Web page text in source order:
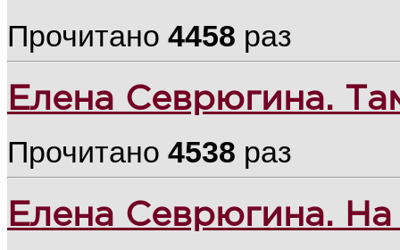
Прочитано 4458 раз
Елена Севрюгина.
Прочитано 4538 раз
Елена Севрюгина.